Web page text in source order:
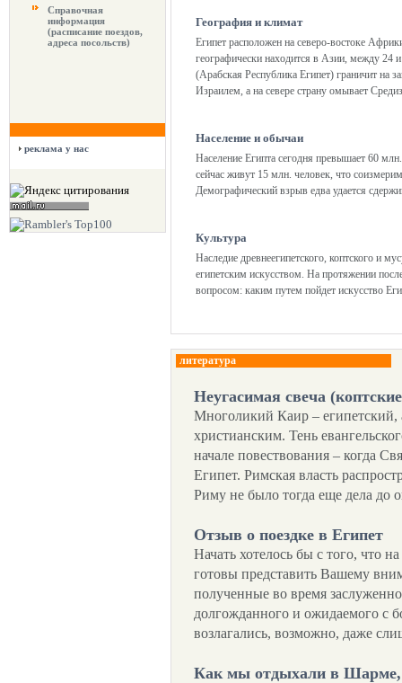
Справочная
информация
(расписание поездов,
адреса посольств)
реклама у нас
География и климат
Египет расположен на северо-востоке
географически находится в Азии, между
(Арабская Республика Египет) граничит на
Израилем, а на севере страну омывает
Население и обычаи
Население Египта сегодня превышает 60
сейчас живут 15 млн. человек, что
Демографический взрыв едва удается
Культура
Наследие древнеегипетского, коптского и
египетским искусством. На протяжении
вопросом: каким путем пойдет искусство
литература
Неугасимая свеча
Многоликий Каир – египетский,
христианским. Тень
начале повествования – когда
Египет. Римская власть
Риму не было тогда еще дела до
Отзыв о поездке в Египет
Начать хотелось бы с того, что
готовы представить Вашему
полученные во время
долгожданного и ожидаемого с
возлагались, возможно, даже
Как мы отдыхали в Шарме,